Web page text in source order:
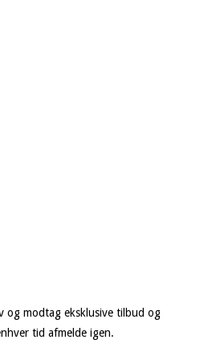
og modtag eksklusive tilbud og
tid afmelde igen.